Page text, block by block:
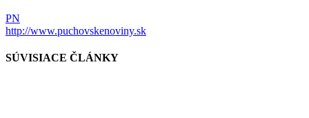
PN
http://www.puchovskenoviny.sk
SÚVISIACE ČLÁNKY